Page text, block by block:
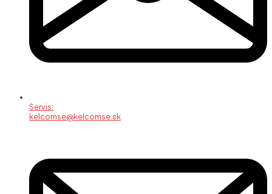
Servis:
kelcomse@kelcomse.sk